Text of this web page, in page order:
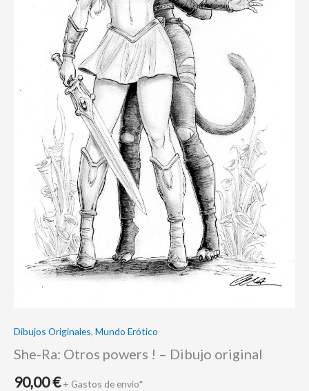
Dibujos Originales, Mundo Erótico
She-Ra: Otros powers ! – Dibujo original
90,00€ + Gastos de envio*